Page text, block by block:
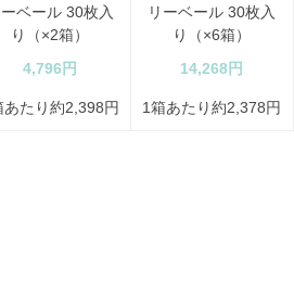
ーベール 30枚入
り（×2箱）
4,796円
あたり約2,398円
リーベール 30枚入
り（×6箱）
14,268円
1箱あたり約2,378円